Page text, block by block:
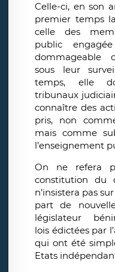
Celle-ci, en son
premier temps
celle des
public
dommageable
sous leur
temps, elle
tribunaux
connaître des
pris, non
mais comme
l’enseignement
On ne refera
constitution du
n’insistera pas
part de
législateur
lois édictées par
qui ont été
Etats